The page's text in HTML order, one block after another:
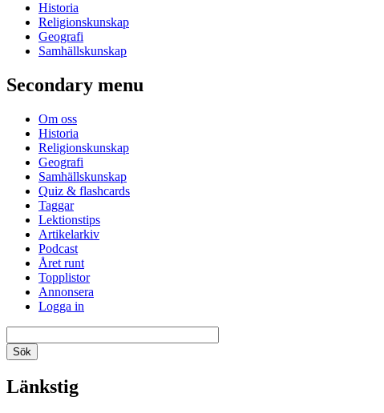
Historia
Religionskunskap
Geografi
Samhällskunskap
Secondary menu
Om oss
Historia
Religionskunskap
Geografi
Samhällskunskap
Quiz & flashcards
Taggar
Lektionstips
Artikelarkiv
Podcast
Året runt
Topplistor
Annonsera
Logga in
Länkstig